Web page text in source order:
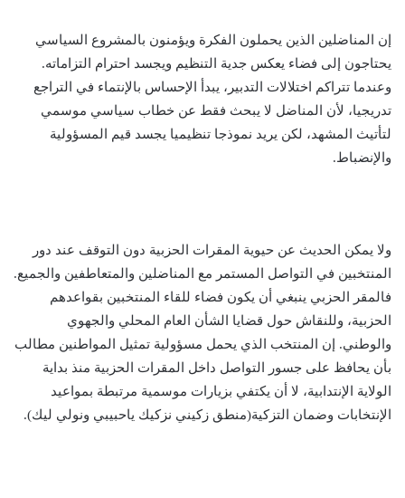
إن المناضلين الذين يحملون الفكرة ويؤمنون بالمشروع السياسي
يحتاجون إلى فضاء يعكس جدية التنظيم ويجسد احترام التزاماته.
وعندما تتراكم اختلالات التدبير، يبدأ الإحساس بالإنتماء في التراجع
تدريجيا، لأن المناضل لا يبحث فقط عن خطاب سياسي موسمي
لتأتيث المشهد، لكن يريد نموذجا تنظيميا يجسد قيم المسؤولية
والإنضباط.
ولا يمكن الحديث عن حيوية المقرات الحزبية دون التوقف عند دور
المنتخبين في التواصل المستمر مع المناضلين والمتعاطفين والجميع.
فالمقر الحزبي ينبغي أن يكون فضاء للقاء المنتخبين بقواعدهم
الحزبية، وللنقاش حول قضايا الشأن العام المحلي والجهوي
والوطني. إن المنتخب الذي يحمل مسؤولية تمثيل المواطنين مطالب
بأن يحافظ على جسور التواصل داخل المقرات الحزبية منذ بداية
الولاية الإنتدابية، لا أن يكتفي بزيارات موسمية مرتبطة بمواعيد
الإنتخابات وضمان التزكية(منطق زكيني نزكيك ياحبيبي ونولي ليك).